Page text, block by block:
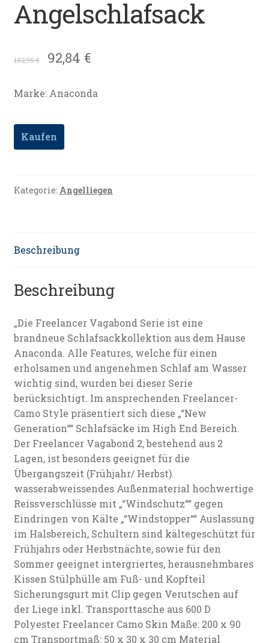
Angelschlafsack
132,95€ 92,84 €
Marke: Anaconda
Kaufen
Kategorie: Angelliegen
Beschreibung
Beschreibung
„Die Freelancer Vagabond Serie ist eine
brandneue Schlafsackkollektion aus dem Hause
Anaconda. Alle Features, welche für einen
erholsamen und angenehmen Schlaf am Wasser
wichtig sind, wurden bei dieser Serie
berücksichtigt. Im ansprechenden Freelancer-
Camo Style präsentiert sich diese „“New
Generation““ Schlafsäcke im High End Bereich.
Der Freelancer Vagabond 2, bestehend aus 2
Lagen, ist besonders geeignet für die
Übergangszeit (Frühjahr/ Herbst).
wasserabweissendes Außenmaterial hochwertige
Reissverschlüsse mit „“Windschutz““ gegen
Eindringen von Kälte „“Windstopper““ Auslassung
im Halsbereich, Schultern sind kältegeschützt für
Frühjahrs oder Herbstnächte, sowie für den
Sommer geeignet intergriertes, herausnehmbares
Kissen Stülphülle am Fuß- und Kopfteil
Sicherungsgurt mit Clip gegen Verutschen auf
der Liege inkl. Transporttasche aus 600 D
Polyester Freelancer Camo Skin Maße: 200 x 90
cm Transportmaß: 50 x 30 x 30 cm Material